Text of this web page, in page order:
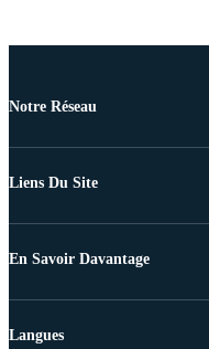
Notre Réseau
Liens Du Site
En Savoir Davantage
Langues